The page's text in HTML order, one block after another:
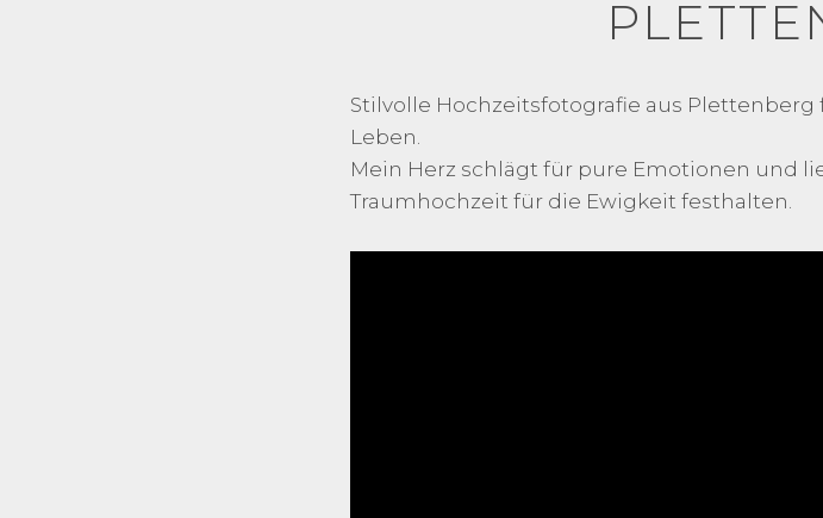
Stilvolle Hochzeitsfotografie aus
Leben.
Mein Herz schlägt für pure Emotionen und
Traumhochzeit für die Ewigkeit festhalten.